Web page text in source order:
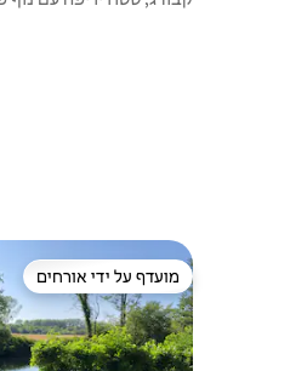
מועדף על ידי אורחים
מועדף על ידי אורחים